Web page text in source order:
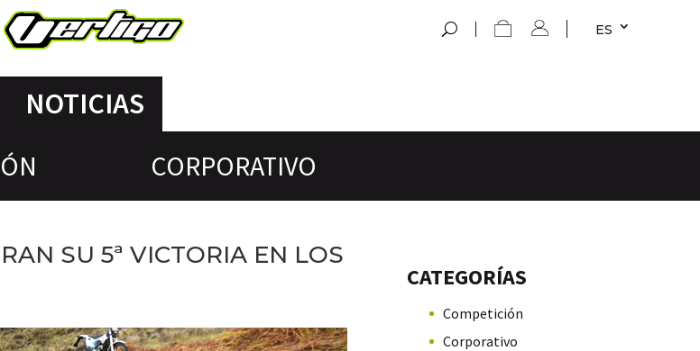
ES
NOTICIAS
CORPORATIVO
SU 5ª VICTORIA EN LOS
CATEGORÍAS
Competición
Corporativo